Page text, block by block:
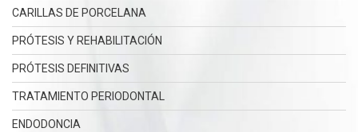
CARILLAS DE PORCELANA
PRÓTESIS Y REHABILITACIÓN
PRÓTESIS DEFINITIVAS
TRATAMIENTO PERIODONTAL
ENDODONCIA